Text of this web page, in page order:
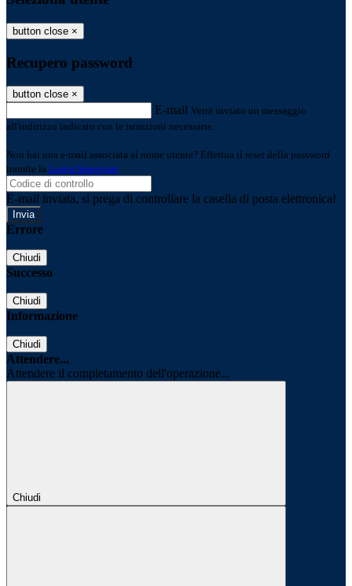
button close ×
Recupero password
button close ×
E-mail Verrà inviato un messaggio
all'indirizzo indicato con le istruzioni necessarie.
Non hai una e-mail associata al nome utente? Effettua il reset della password
tramite la Login Spaggiari
E-mail inviata, si prega di controllare la casella di posta elettronica!
Errore
Chiudi
Successo
Chiudi
Informazione
Chiudi
Attendere...
Attendere il completamento dell'operazione...
Chiudi